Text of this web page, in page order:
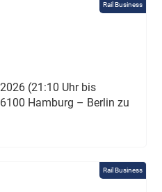
Rail Business
(21:10 Uhr bis
Hamburg – Berlin zu
Rail Business